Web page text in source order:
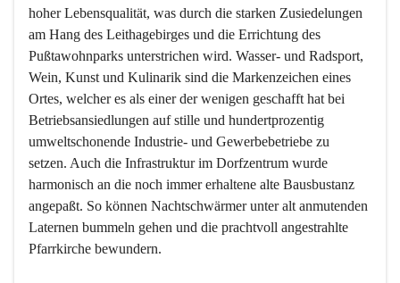
hoher Lebensqualität, was durch die starken Zusiedelungen
am Hang des Leithagebirges und die Errichtung des
Pußtawohnparks unterstrichen wird. Wasser- und Radsport,
Wein, Kunst und Kulinarik sind die Markenzeichen eines
Ortes, welcher es als einer der wenigen geschafft hat bei
Betriebsansiedlungen auf stille und hundertprozentig
umweltschonende Industrie- und Gewerbebetriebe zu
setzen. Auch die Infrastruktur im Dorfzentrum wurde
harmonisch an die noch immer erhaltene alte Bausbustanz
angepaßt. So können Nachtschwärmer unter alt anmutenden
Laternen bummeln gehen und die prachtvoll angestrahlte
Pfarrkirche bewundern.